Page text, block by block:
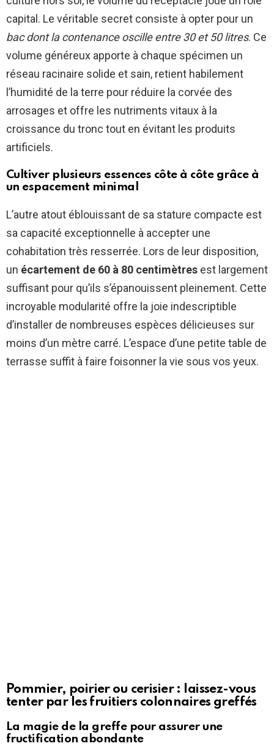
capital. Le véritable secret consiste à opter pour un
bac dont la contenance oscille entre 30 et 50 litres. Ce
volume généreux apporte à chaque spécimen un
réseau racinaire solide et sain, retient habilement
l’humidité de la terre pour réduire la corvée des
arrosages et offre les nutriments vitaux à la
croissance du tronc tout en évitant les produits
artificiels.
Cultiver plusieurs essences côte à côte grâce à
un espacement minimal
L’autre atout éblouissant de sa stature compacte est
sa capacité exceptionnelle à accepter une
cohabitation très resserrée. Lors de leur disposition,
un écartement de 60 à 80 centimètres est largement
suffisant pour qu’ils s’épanouissent pleinement. Cette
incroyable modularité offre la joie indescriptible
d’installer de nombreuses espèces délicieuses sur
moins d’un mètre carré. L’espace d’une petite table de
terrasse suffit à faire foisonner la vie sous vos yeux.
Pommier, poirier ou cerisier : laissez-vous
tenter par les fruitiers colonnaires greffés
La magie de la greffe pour assurer une
fructification abondante